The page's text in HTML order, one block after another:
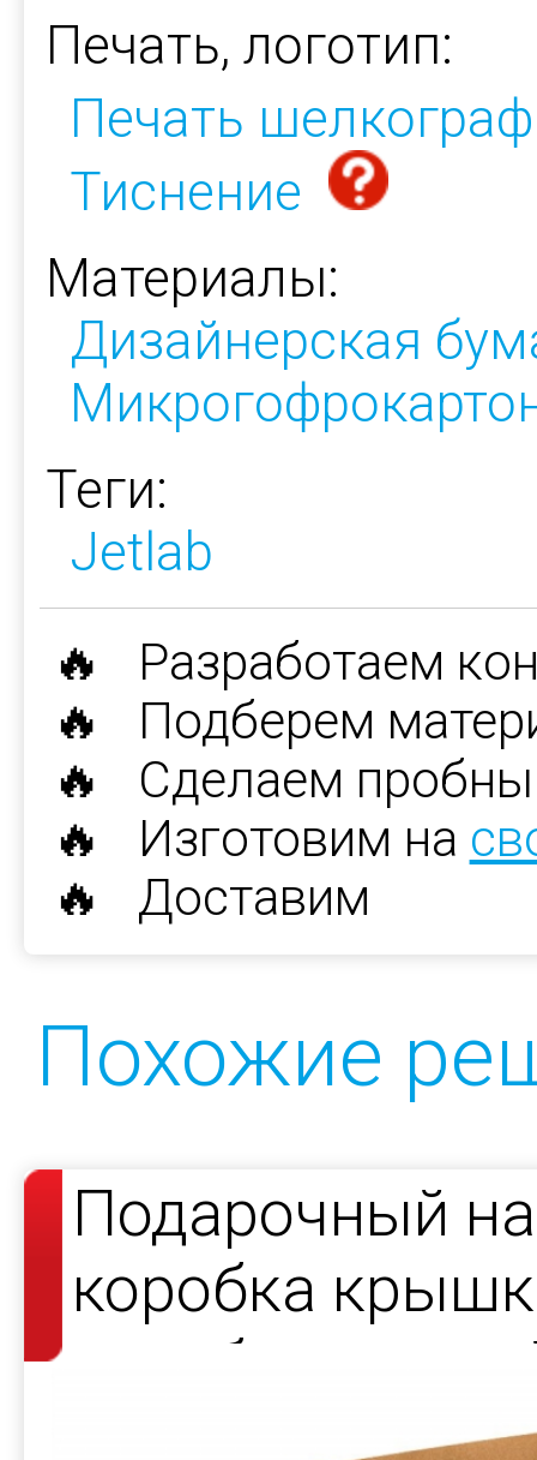
Печать, логотип:
Печать
Тиснение
Материалы:
Дизайнерская
Теги:
Jetlab
🔥 Разработаем
🔥 Подберем
🔥 Сделаем
🔥 Изготовим на
🔥 Доставим
Похожие
Подарочный
коробка
коробки под